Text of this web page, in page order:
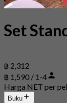
Set
฿ 2,312
฿ 1,590 / 1-4
Harga NET per
Buku